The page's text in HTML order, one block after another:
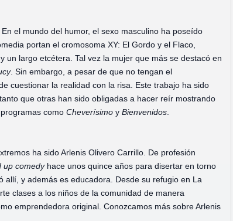
el mundo del humor, el sexo masculino ha poseído
portan el cromosoma XY: El Gordo y el Flaco,
largo etcétera. Tal vez la mujer que más se destacó en
. Sin embargo, a pesar de que no tengan el
cuestionar la realidad con la risa. Este trabajo ha sido
que otras han sido obligadas a hacer reír mostrando
como Cheverísimo y Bienvenidos
ha sido Arlenis Olivero Carrillo. De profesión
up comedy hace unos quince años para disertar en torno
allí, y además es educadora. Desde su refugio en La
clases a los niños de la comunidad de manera
emprendedora original. Conozcamos más sobre Arlenis